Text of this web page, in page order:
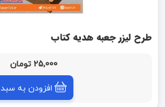
طرح لیزر جعبه هدیه کتاب
25,000 تومان
افزودن به سبد